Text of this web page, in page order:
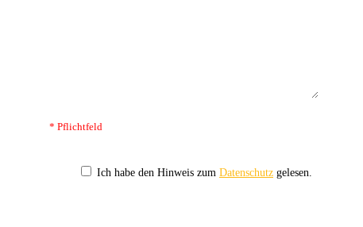
* Pflichtfeld
Ich habe den Hinweis zum Datenschutz gelesen.